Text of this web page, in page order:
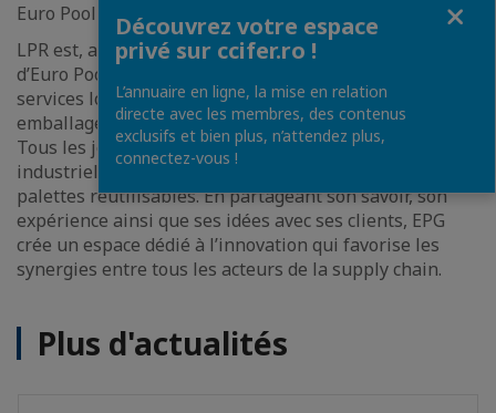
Euro Pool Group
LPR est, avec Euro Pool Systems (EPS), une division
d’Euro Pool Group (EPG). EPG est un fournisseur de
services logistiques, leader européen sur le secteur des
emballages standards récupérables et réutilisables.
Tous les jours, producteurs, transporteurs et
industriels bénéficient des avantages des bacs et
palettes réutilisables. En partageant son savoir, son
expérience ainsi que ses idées avec ses clients, EPG
crée un espace dédié à l’innovation qui favorise les
synergies entre tous les acteurs de la supply chain.
Plus d'actualités
Découvrez votre espace
privé sur ccifer.ro !
L’annuaire en ligne, la mise en relation
directe avec les membres, des contenus
exclusifs et bien plus, n’attendez plus,
connectez-vous !